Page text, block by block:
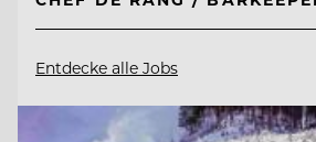
Entdecke alle Jobs